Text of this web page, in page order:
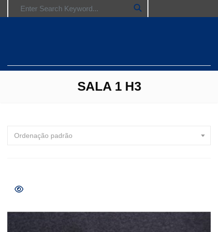
SALA 1 H3
Ordenação padrão